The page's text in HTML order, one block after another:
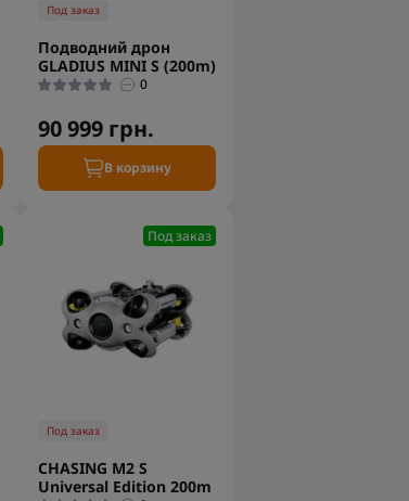
Под заказ
Подводний дрон
GLADIUS MINI S (200m)
0
90 999 грн.
В корзину
Под заказ
Под заказ
CHASING M2 S
Universal Edition 200m